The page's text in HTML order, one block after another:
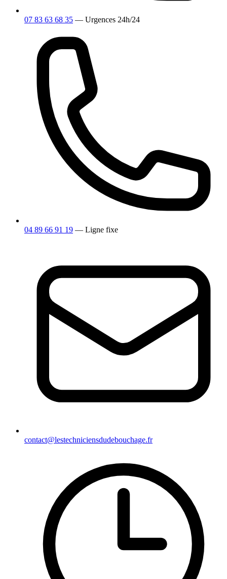
07 83 63 68 35 — Urgences 24h/24
04 89 66 91 19 — Ligne fixe
contact@lestechniciensdudebouchage.fr